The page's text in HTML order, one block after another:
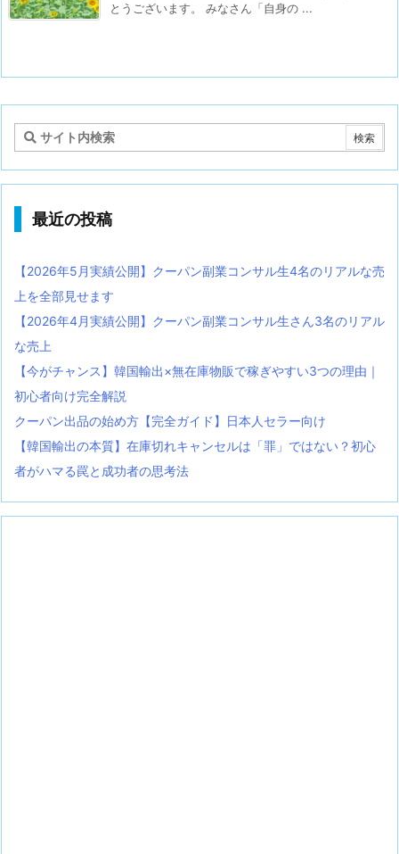
とうございます。 みなさん「自身の ...
最近の投稿
【2026年5月実績公開】クーパン副業コンサル生4名のリアルな売
上を全部見せます
【2026年4月実績公開】クーパン副業コンサル生さん3名のリアル
な売上
【今がチャンス】韓国輸出×無在庫物販で稼ぎやすい3つの理由｜
初心者向け完全解説
クーパン出品の始め方【完全ガイド】日本人セラー向け
【韓国輸出の本質】在庫切れキャンセルは「罪」ではない？初心
者がハマる罠と成功者の思考法